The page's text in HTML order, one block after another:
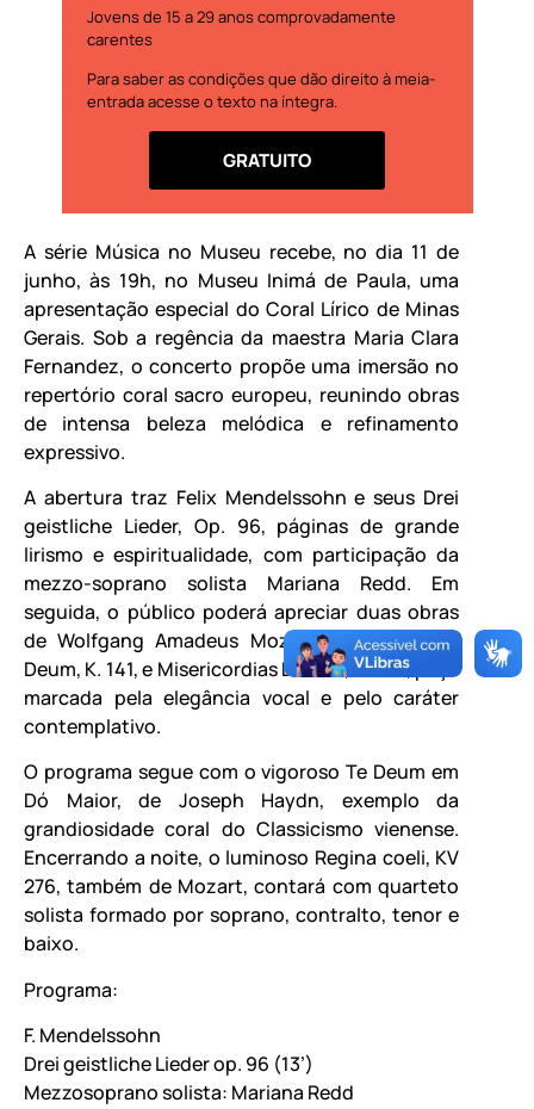
Jovens de 15 a 29 anos comprovadamente
carentes
Para saber as condições que dão direito à meia-
entrada acesse o texto na íntegra.
GRATUITO
A série Música no Museu recebe, no dia 11 de
junho, às 19h, no Museu Inimá de Paula, uma
apresentação especial do Coral Lírico de Minas
Gerais. Sob a regência da maestra Maria Clara
Fernandez, o concerto propõe uma imersão no
repertório coral sacro europeu, reunindo obras
de intensa beleza melódica e refinamento
expressivo.
A abertura traz Felix Mendelssohn e seus Drei
geistliche Lieder, Op. 96, páginas de grande
lirismo e espiritualidade, com participação da
mezzo-soprano solista Mariana Redd. Em
seguida, o público poderá apreciar duas obras
de Wolfgang Amadeus Mozart: o jubiloso Te
Deum, K. 141, e Misericordias Domini, K. 222, peça
marcada pela elegância vocal e pelo caráter
contemplativo.
O programa segue com o vigoroso Te Deum em
Dó Maior, de Joseph Haydn, exemplo da
grandiosidade coral do Classicismo vienense.
Encerrando a noite, o luminoso Regina coeli, KV
276, também de Mozart, contará com quarteto
solista formado por soprano, contralto, tenor e
baixo.
Programa:
F. Mendelssohn
Drei geistliche Lieder op. 96 (13’)
Mezzosoprano solista: Mariana Redd